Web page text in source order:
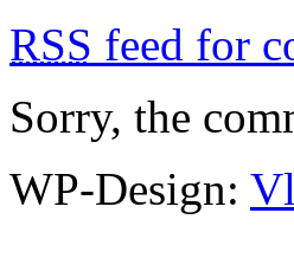
RSS feed for
Sorry, the
WP-Design: